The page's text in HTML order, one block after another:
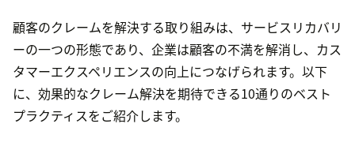
顧客のクレームを解決する取り組みは、サービスリカバリ
ーの一つの形態であり、企業は顧客の不満を解消し、カス
タマーエクスペリエンスの向上につなげられます。以下
に、効果的なクレーム解決を期待できる10通りのベスト
プラクティスをご紹介します。